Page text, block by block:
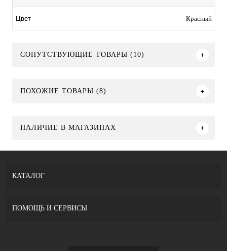
Цвет Красный
СОПУТСТВУЮЩИЕ ТОВАРЫ (10)
ПОХОЖИЕ ТОВАРЫ (8)
НАЛИЧИЕ В МАГАЗИНАХ
КАТАЛОГ
ПОМОЩЬ И СЕРВИСЫ